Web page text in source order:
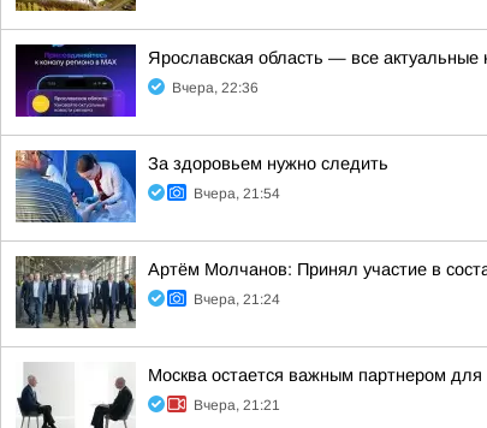
Ярославская область — все актуальные
Вчера, 22:36
За здоровьем нужно следить
Вчера, 21:54
Артём Молчанов: Принял участие в
Вчера, 21:24
Москва остается важным партнером для
Вчера, 21:21